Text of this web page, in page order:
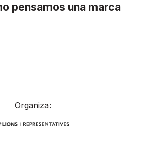
pensamos una marca
Organiza: